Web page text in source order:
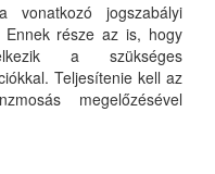
vonatkozó jogszabályi
Ennek része az is, hogy
a szükséges
Teljesítenie kell az
megelőzésével